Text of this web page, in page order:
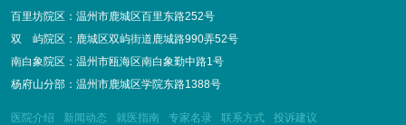
百里坊院区：温州市鹿城区百里东路252号
双
屿院区：鹿城区双屿街道鹿城路990弄52号
南白象院区：温州市瓯海区南白象勤中路1号
杨府山分部：温州市鹿城区学院东路1388号
医院介绍 新闻动态 就医指南 专家名录 联系方式 投诉建议